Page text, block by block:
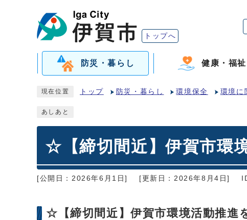
トップへ
防災・暮らし 健康・福祉
現在位置 トップ 防災・暮らし 環境保全 環境に
あしあと
☆【締切間近】伊賀市環
[公開日：2026年6月1日] [更新日：2026年8月4日]
☆【締切間近】伊賀市環境活動推進